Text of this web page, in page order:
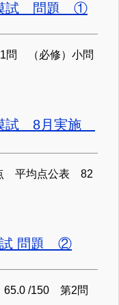
模試 問題 ①
（必修）小問
試 8月実施
平均点公表 82
試 問題 ②
/150 第2問